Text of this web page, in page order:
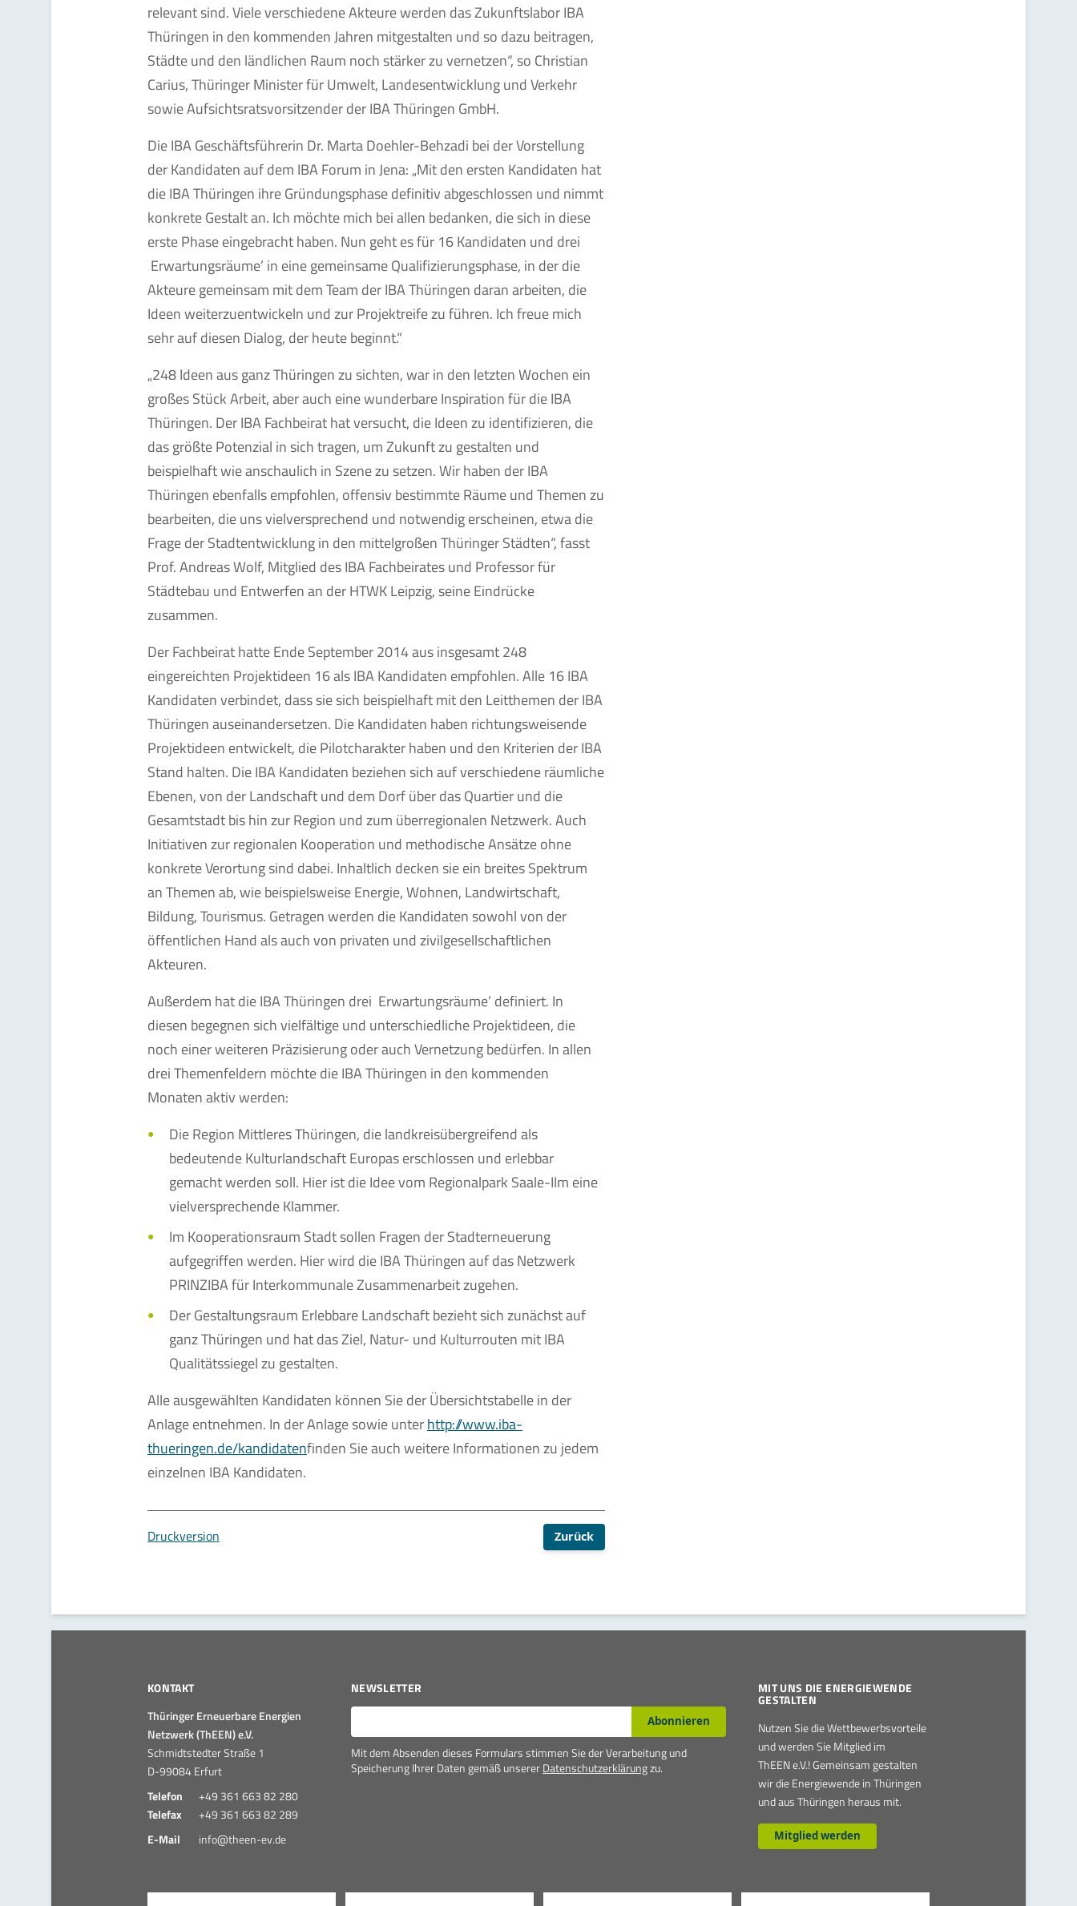
relevant sind. Viele verschiedene Akteure werden das Zukunftslabor IBA
Thüringen in den kommenden Jahren mitgestalten und so dazu beitragen,
Städte und den ländlichen Raum noch stärker zu vernetzen“, so Christian
Carius, Thüringer Minister für Umwelt, Landesentwicklung und Verkehr
sowie Aufsichtsratsvorsitzender der IBA Thüringen GmbH.
Die IBA Geschäftsführerin Dr. Marta Doehler-Behzadi bei der Vorstellung
der Kandidaten auf dem IBA Forum in Jena: „Mit den ersten Kandidaten hat
die IBA Thüringen ihre Gründungsphase definitiv abgeschlossen und nimmt
konkrete Gestalt an. Ich möchte mich bei allen bedanken, die sich in diese
erste Phase eingebracht haben. Nun geht es für 16 Kandidaten und drei
‚Erwartungsräume’ in eine gemeinsame Qualifizierungsphase, in der die
Akteure gemeinsam mit dem Team der IBA Thüringen daran arbeiten, die
Ideen weiterzuentwickeln und zur Projektreife zu führen. Ich freue mich
sehr auf diesen Dialog, der heute beginnt.“
„248 Ideen aus ganz Thüringen zu sichten, war in den letzten Wochen ein
großes Stück Arbeit, aber auch eine wunderbare Inspiration für die IBA
Thüringen. Der IBA Fachbeirat hat versucht, die Ideen zu identifizieren, die
das größte Potenzial in sich tragen, um Zukunft zu gestalten und
beispielhaft wie anschaulich in Szene zu setzen. Wir haben der IBA
Thüringen ebenfalls empfohlen, offensiv bestimmte Räume und Themen zu
bearbeiten, die uns vielversprechend und notwendig erscheinen, etwa die
Frage der Stadtentwicklung in den mittelgroßen Thüringer Städten“, fasst
Prof. Andreas Wolf, Mitglied des IBA Fachbeirates und Professor für
Städtebau und Entwerfen an der HTWK Leipzig, seine Eindrücke
zusammen.
Der Fachbeirat hatte Ende September 2014 aus insgesamt 248
eingereichten Projektideen 16 als IBA Kandidaten empfohlen. Alle 16 IBA
Kandidaten verbindet, dass sie sich beispielhaft mit den Leitthemen der IBA
Thüringen auseinandersetzen. Die Kandidaten haben richtungsweisende
Projektideen entwickelt, die Pilotcharakter haben und den Kriterien der IBA
Stand halten. Die IBA Kandidaten beziehen sich auf verschiedene räumliche
Ebenen, von der Landschaft und dem Dorf über das Quartier und die
Gesamtstadt bis hin zur Region und zum überregionalen Netzwerk. Auch
Initiativen zur regionalen Kooperation und methodische Ansätze ohne
konkrete Verortung sind dabei. Inhaltlich decken sie ein breites Spektrum
an Themen ab, wie beispielsweise Energie, Wohnen, Landwirtschaft,
Bildung, Tourismus. Getragen werden die Kandidaten sowohl von der
öffentlichen Hand als auch von privaten und zivilgesellschaftlichen
Akteuren.
Außerdem hat die IBA Thüringen drei ‚Erwartungsräume’ definiert. In
diesen begegnen sich vielfältige und unterschiedliche Projektideen, die
noch einer weiteren Präzisierung oder auch Vernetzung bedürfen. In allen
drei Themenfeldern möchte die IBA Thüringen in den kommenden
Monaten aktiv werden:
Die Region Mittleres Thüringen, die landkreisübergreifend als
bedeutende Kulturlandschaft Europas erschlossen und erlebbar
gemacht werden soll. Hier ist die Idee vom Regionalpark Saale-Ilm eine
vielversprechende Klammer.
Im Kooperationsraum Stadt sollen Fragen der Stadterneuerung
aufgegriffen werden. Hier wird die IBA Thüringen auf das Netzwerk
PRINZIBA für Interkommunale Zusammenarbeit zugehen.
Der Gestaltungsraum Erlebbare Landschaft bezieht sich zunächst auf
ganz Thüringen und hat das Ziel, Natur- und Kulturrouten mit IBA
Qualitätssiegel zu gestalten.
Alle ausgewählten Kandidaten können Sie der Übersichtstabelle in der
Anlage entnehmen. In der Anlage sowie unterhttp://www.iba-
thueringen.de/kandidatenfinden Sie auch weitere Informationen zu jedem
einzelnen IBA Kandidaten.
Druckversion Zurück
KONTAKT
Thüringer Erneuerbare Energien
Netzwerk (ThEEN) e.V.
Schmidtstedter Straße 1
D-99084 Erfurt
Telefon
+49 361 663 82 280
Telefax
+49 361 663 82 289
E-Mail
info@theen-ev.de
NEWSLETTER
E-Mail* Abonnieren
Mit dem Absenden dieses Formulars stimmen Sie der Verarbeitung und
Speicherung Ihrer Daten gemäß unsererDatenschutzerklärungzu.
MIT UNS DIE ENERGIEWENDE
GESTALTEN
Nutzen Sie die Wettbewerbsvorteile
und werden Sie Mitglied im
ThEEN e.V.! Gemeinsam gestalten
wir die Energiewende in Thüringen
und aus Thüringen heraus mit.
Mitglied werden